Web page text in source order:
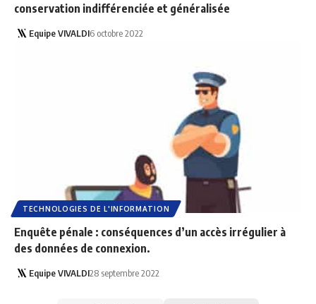
conservation indifférenciée et généralisée
Equipe VIVALDI6 octobre 2022
TECHNOLOGIES DE L'INFORMATION
Enquête pénale : conséquences d’un accès irrégulier à
des données de connexion.
Equipe VIVALDI28 septembre 2022